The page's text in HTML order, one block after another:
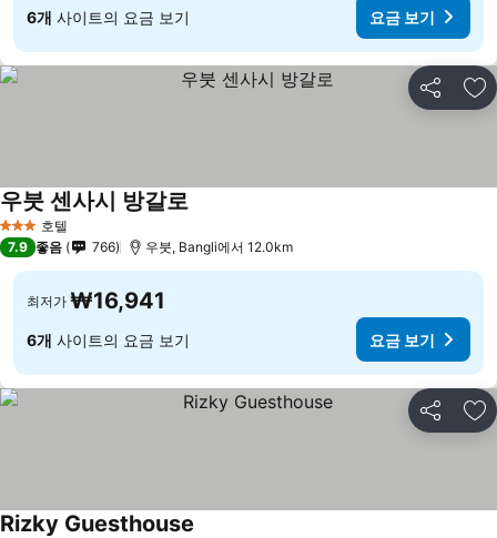
6개 사이트의 요금 보기 요금 보기
공유 즐
3 성급 호텔
우붓 센사시 방갈로
7.9 좋음 766 우붓, Bangli에서 12.0km
최저가 ₩16,941
6개 사이트의 요금 보기 요금 보기
공유 즐
Rizky Guesthouse